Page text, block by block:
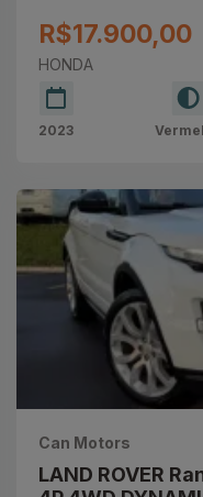
R$17.900,00
HONDA
2023
Can Motors
LAND ROVER